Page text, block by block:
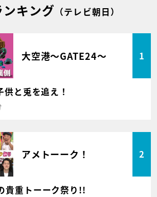
キング （テレビ朝日）
大空港～GATE24～ 1
と兎を追え！
アメトーーク！ 2
貴重トーーク祭り!!